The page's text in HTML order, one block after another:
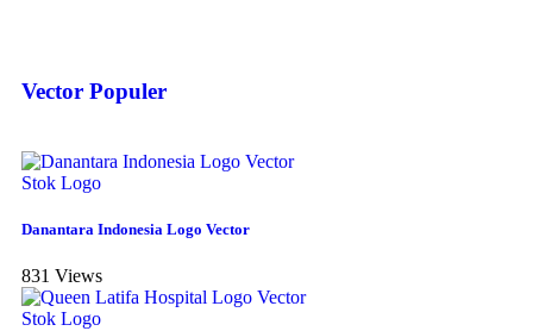
Vector Populer
Stok Logo
Danantara Indonesia Logo Vector
831 Views
Stok Logo